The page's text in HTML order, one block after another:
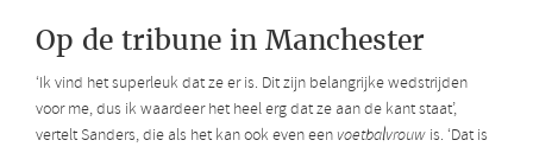
Op de tribune in Manchester
‘Ik vind het superleuk dat ze er is. Dit zijn belangrijke wedstrijden
voor me, dus ik waardeer het heel erg dat ze aan de kant staat’,
vertelt Sanders, die als het kan ook even eenvoetbalvrouw is. ‘Dat is